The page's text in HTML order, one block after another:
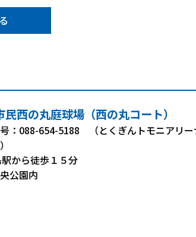
民西の丸庭球場（西の丸コート）
：088-654-5188 （とくぎんトモニアリー
から徒歩１５分
公園内